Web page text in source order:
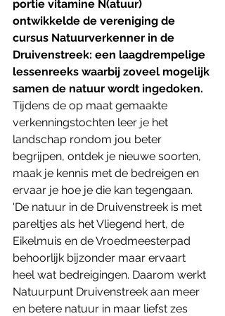
portie vitamine N(atuur)
ontwikkelde de vereniging de
cursus Natuurverkenner in de
Druivenstreek: een laagdrempelige
lessenreeks waarbij zoveel mogelijk
samen de natuur wordt ingedoken.
Tijdens de op maat gemaakte
verkenningstochten leer je het
landschap rondom jou beter
begrijpen, ontdek je nieuwe soorten,
maak je kennis met de bedreigen en
ervaar je hoe je die kan tegengaan.
'De natuur in de Druivenstreek is met
pareltjes als het Vliegend hert, de
Eikelmuis en de Vroedmeesterpad
behoorlijk bijzonder maar ervaart
heel wat bedreigingen. Daarom werkt
Natuurpunt Druivenstreek aan meer
en betere natuur in maar liefst zes